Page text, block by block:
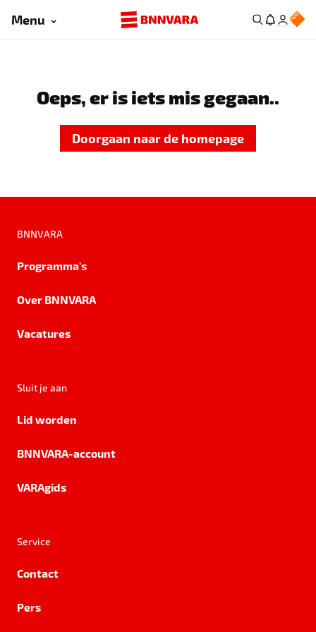
Menu
Oeps, er is iets mis gegaan..
Doorgaan naar de homepage
BNNVARA
Programma's
Over BNNVARA
Vacatures
Sluit je aan
Lid worden
BNNVARA-account
VARAgids
Service
Contact
Pers